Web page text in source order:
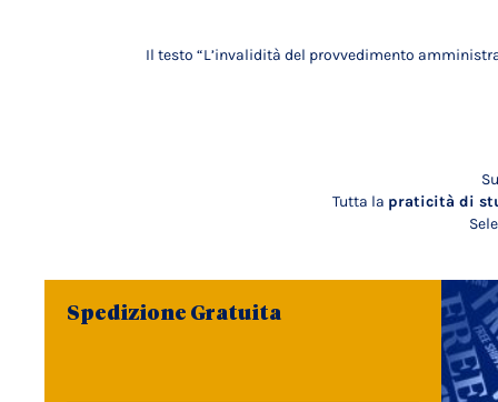
Il testo “L’invalidità del provvedimento
Tutta la praticità di
Spedizione Gratuita